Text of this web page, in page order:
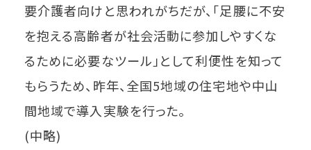
要介護者向けと思われがちだが、「足腰に不安
を抱える高齢者が社会活動に参加しやすくな
るために必要なツール」として利便性を知って
もらうため、昨年、全国5地域の住宅地や中山
間地域で導入実験を行った。
(中略)